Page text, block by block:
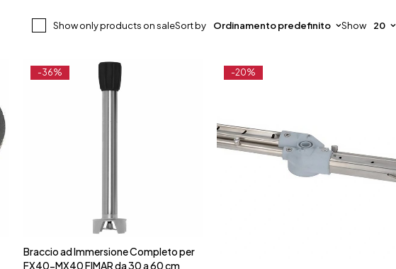
Show only products on saleSort by Ordinamento predefinito Show 20
-36%
Braccio ad Immersione Completo per
FX40-MX40 FIMAR da 30 a 60 cm
-20%